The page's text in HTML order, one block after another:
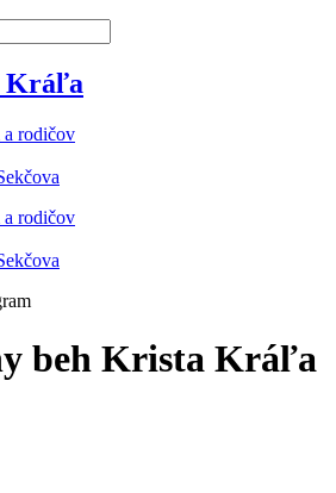
Kráľa
a rodičov
a rodičov
beh Krista Kráľa